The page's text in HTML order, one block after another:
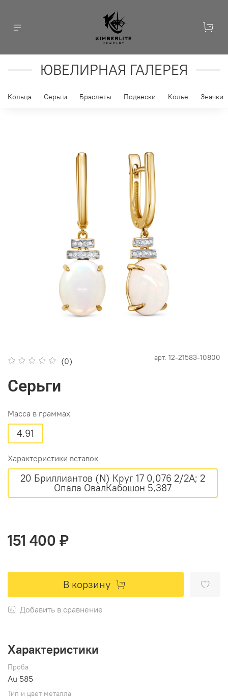
ЮВЕЛИРНАЯ ГАЛЕРЕЯ
Кольца Серьги Браслеты Подвески Колье Значки
(0) арт. 12-21583-10800
Серьги
Масса в граммах
4.91
Характеристики вставок
20 Бриллиантов (N) Круг 17 0,076 2/2А; 2
Опала ОвалКабошон 5,387
151 400 ₽
В корзину
Добавить в сравнение
Характеристики
Проба
Au 585
Тип и цвет металла